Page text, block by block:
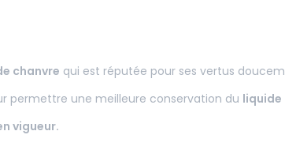
chanvre qui est réputée pour ses vertus
permettre une meilleure conservation du liquide
vigueur.